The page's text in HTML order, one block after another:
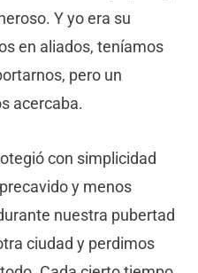
Y yo era su
en aliados, teníamos
pero un
acercaba.
con simplicidad
y menos
nuestra pubertad
ciudad y perdimos